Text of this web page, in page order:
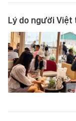
Lý do người Việt